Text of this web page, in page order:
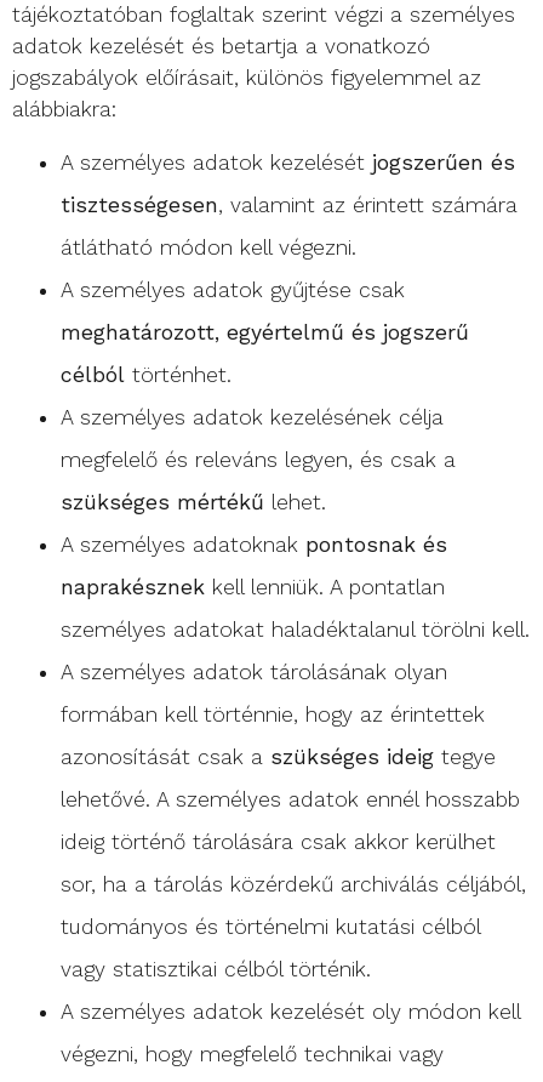
tájékoztatóban foglaltak szerint végzi a személyes
adatok kezelését és betartja a vonatkozó
jogszabályok előírásait, különös figyelemmel az
alábbiakra:
A személyes adatok kezelését jogszerűen és
tisztességesen, valamint az érintett számára
átlátható módon kell végezni.
A személyes adatok gyűjtése csak
meghatározott, egyértelmű és jogszerű
célból történhet.
A személyes adatok kezelésének célja
megfelelő és releváns legyen, és csak a
szükséges mértékű lehet.
A személyes adatoknak pontosnak és
naprakésznek kell lenniük. A pontatlan
személyes adatokat haladéktalanul törölni kell.
A személyes adatok tárolásának olyan
formában kell történnie, hogy az érintettek
azonosítását csak a szükséges ideig tegye
lehetővé. A személyes adatok ennél hosszabb
ideig történő tárolására csak akkor kerülhet
sor, ha a tárolás közérdekű archiválás céljából,
tudományos és történelmi kutatási célból
vagy statisztikai célból történik.
A személyes adatok kezelését oly módon kell
végezni, hogy megfelelő technikai vagy